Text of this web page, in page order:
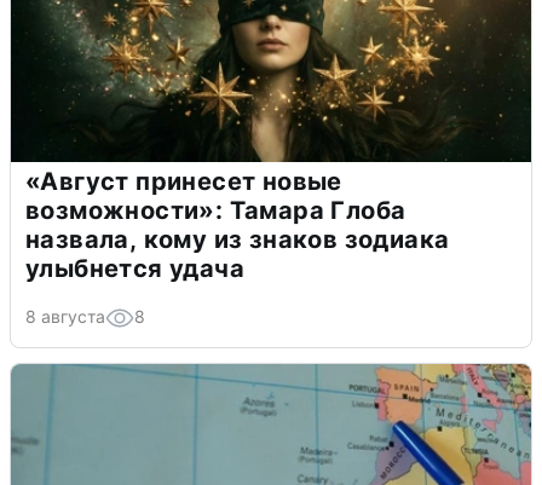
«Август принесет новые
возможности»: Тамара Глоба
назвала, кому из знаков зодиака
улыбнется удача
8 августа 8